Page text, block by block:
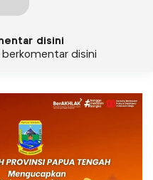
disini
disini